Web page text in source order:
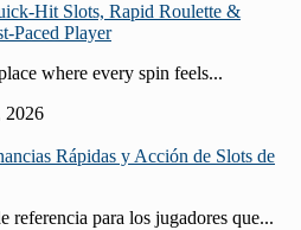
Slots, Rapid Roulette &
Player
where every spin feels...
2026
Rápidas y Acción de Slots de
referencia para los jugadores que...